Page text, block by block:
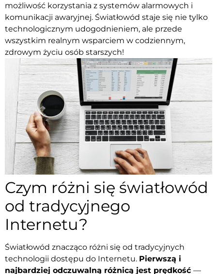
możliwość korzystania z systemów alarmowych i
komunikacji awaryjnej. Światłowód staje się nie tylko
technologicznym udogodnieniem, ale przede
wszystkim realnym wsparciem w codziennym,
zdrowym życiu osób starszych!
Czym różni się światłowód
od tradycyjnego
Internetu?
Światłowód znacząco różni się od tradycyjnych
technologii dostępu do Internetu. Pierwszą i
najbardziej odczuwalną różnicą jest prędkość —